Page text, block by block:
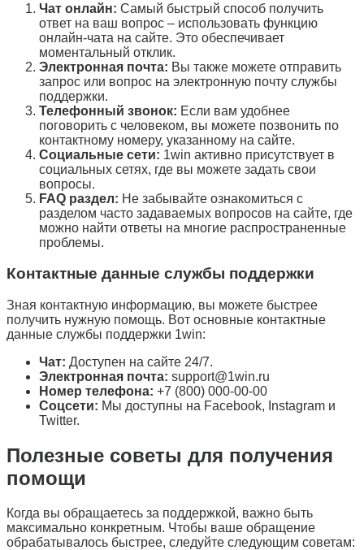
Чат онлайн: Самый быстрый способ получить
ответ на ваш вопрос – использовать функцию
онлайн-чата на сайте. Это обеспечивает
моментальный отклик.
Электронная почта: Вы также можете отправить
запрос или вопрос на электронную почту службы
поддержки.
Телефонный звонок: Если вам удобнее
поговорить с человеком, вы можете позвонить по
контактному номеру, указанному на сайте.
Социальные сети: 1win активно присутствует в
социальных сетях, где вы можете задать свои
вопросы.
FAQ раздел: Не забывайте ознакомиться с
разделом часто задаваемых вопросов на сайте, где
можно найти ответы на многие распространенные
проблемы.
Контактные данные службы поддержки
Зная контактную информацию, вы можете быстрее
получить нужную помощь. Вот основные контактные
данные службы поддержки 1win:
Чат: Доступен на сайте 24/7.
Электронная почта: support@1win.ru
Номер телефона: +7 (800) 000-00-00
Соцсети: Мы доступны на Facebook, Instagram и
Twitter.
Полезные советы для получения
помощи
Когда вы обращаетесь за поддержкой, важно быть
максимально конкретным. Чтобы ваше обращение
обрабатывалось быстрее, следуйте следующим советам: